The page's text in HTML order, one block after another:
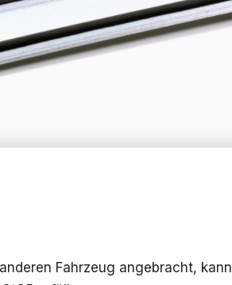
Fahrzeug angebracht, kann